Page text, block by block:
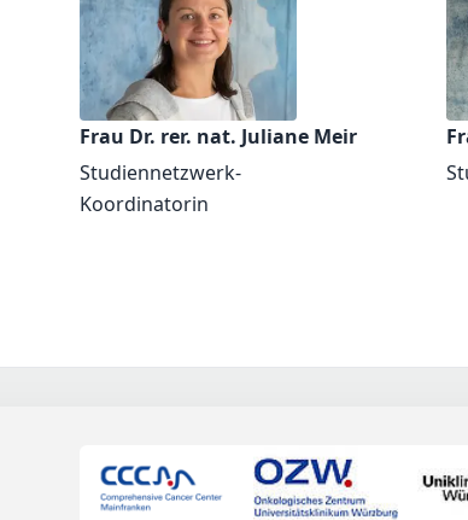
Frau Dr. rer. nat. Juliane Meir
Studiennetzwerk-
Koordinatorin